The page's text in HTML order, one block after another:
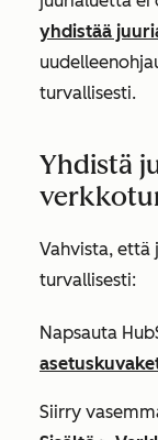
yhdistää
turvallisesti.
Yhdistä
Vahvista, että
turvallisesti:
Napsauta
Siirry